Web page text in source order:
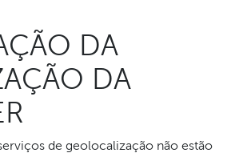
DA
DA
de geolocalização não estão